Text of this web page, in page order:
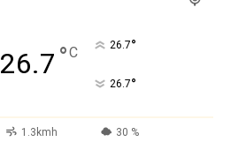
26.7 °C 26.7°
26.7°
1.3kmh 30 %